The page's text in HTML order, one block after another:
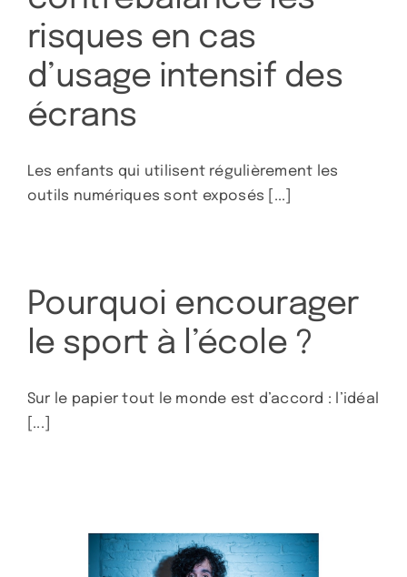
risques en cas
d’usage intensif des
écrans
Les enfants qui utilisent régulièrement les
outils numériques sont exposés [...]
Pourquoi encourager
le sport à l’école ?
Sur le papier tout le monde est d’accord : l’idéal
[...]